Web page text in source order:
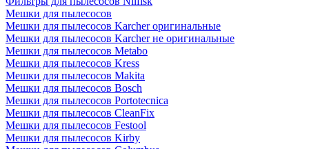
Мешки для пылесосов
Мешки для пылесосов Karcher оригинальные
Мешки для пылесосов Karcher не оригинальные
Мешки для пылесосов Metabo
Мешки для пылесосов Kress
Мешки для пылесосов Makita
Мешки для пылесосов Bosch
Мешки для пылесосов Portotecnica
Мешки для пылесосов CleanFix
Мешки для пылесосов Festool
Мешки для пылесосов Kirby